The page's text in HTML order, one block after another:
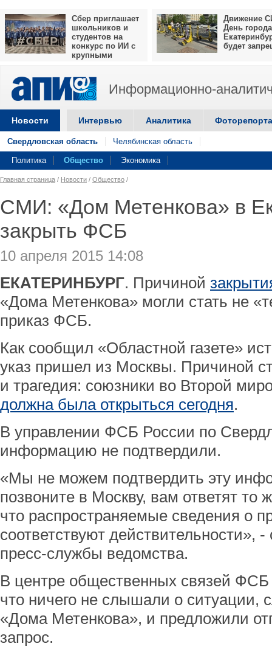
Сбер приглашает
школьников и
студентов на
конкурс по ИИ с
крупными
Движение
День города
будет
Информационно-
Новости Интервью Аналитика
Свердловская область Челябинская область
Политика Общество Экономика
Главная страница / Новости / Общество /
СМИ: «Дом Метенкова» в
закрыть ФСБ
10 апреля 2015 14:08
ЕКАТЕРИНБУРГ. Причиной
«Дома Метенкова» могли стать не
приказ ФСБ.
Как сообщил «Областной газете»
указ пришел из Москвы. Причиной
и трагедия: союзники во Второй
должна была открыться сегодня.
В управлении ФСБ России по
информацию не подтвердили.
«Мы не можем подтвердить эту
позвоните в Москву, вам ответят то
что распространяемые сведения о
соответствуют действительности»,
пресс-службы ведомства.
В центре общественных связей
что ничего не слышали о ситуации,
«Дома Метенкова», и предложили
запрос.